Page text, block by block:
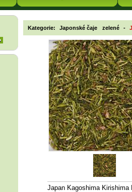
Kategorie: Japonské čaje zelené -
Japan Kagoshima Kirishima